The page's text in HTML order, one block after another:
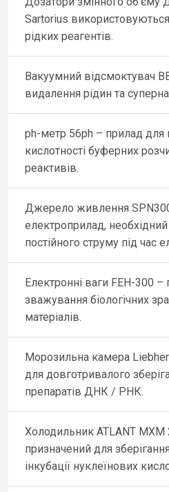
Sartorius
рідких реагентів.
Вакуумний відсмоктувач
видалення рідин та
ph-метр 56ph – прилад для
кислотності буферних
реактивів.
Джерело живлення
електроприлад,
постійного струму під час
Електронні ваги FEH-300 –
зважування біологічних
матеріалів.
Морозильна камера
для довготривалого
препаратів ДНК / РНК.
Холодильник ATLANT MXM
призначений для
інкубації нуклеїнових